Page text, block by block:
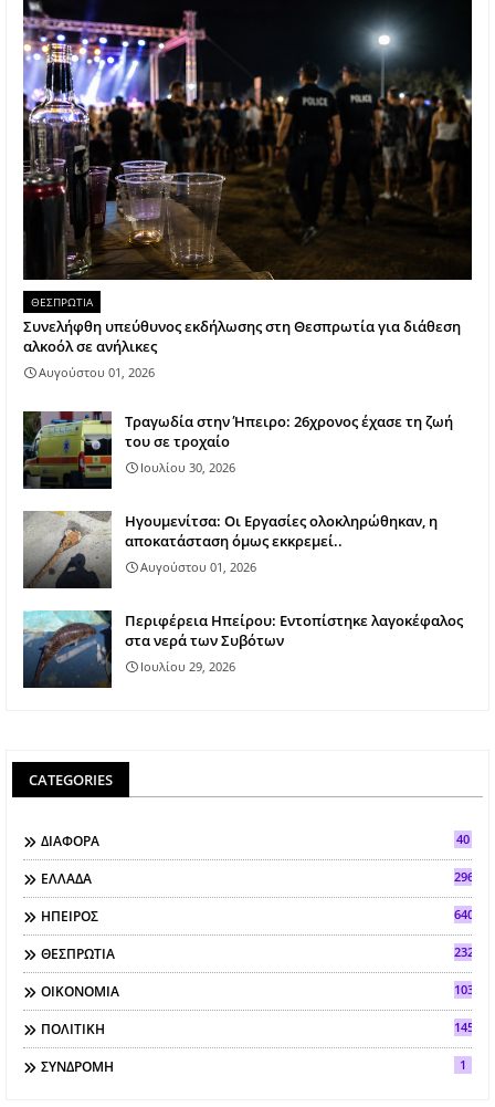
ΘΕΣΠΡΩΤΙΑ
Συνελήφθη υπεύθυνος εκδήλωσης στη Θεσπρωτία για διάθεση
αλκοόλ σε ανήλικες
Αυγούστου 01, 2026
Τραγωδία στην Ήπειρο: 26χρονος έχασε τη ζωή
του σε τροχαίο
Ιουλίου 30, 2026
Ηγουμενίτσα: Οι Εργασίες ολοκληρώθηκαν, η
αποκατάσταση όμως εκκρεμεί..
Αυγούστου 01, 2026
Περιφέρεια Ηπείρου: Εντοπίστηκε λαγοκέφαλος
στα νερά των Συβότων
Ιουλίου 29, 2026
CATEGORIES
ΔΙΑΦΟΡΑ 40
ΕΛΛΑΔΑ 296
ΗΠΕΙΡΟΣ 640
ΘΕΣΠΡΩΤΙΑ 2321
ΟΙΚΟΝΟΜΙΑ 103
ΠΟΛΙΤΙΚΗ 145
ΣΥΝΔΡΟΜΗ 1